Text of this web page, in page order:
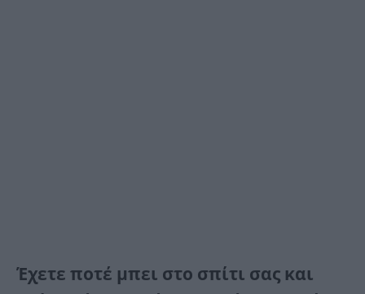
Έχετε ποτέ μπει στο σπίτι σας και